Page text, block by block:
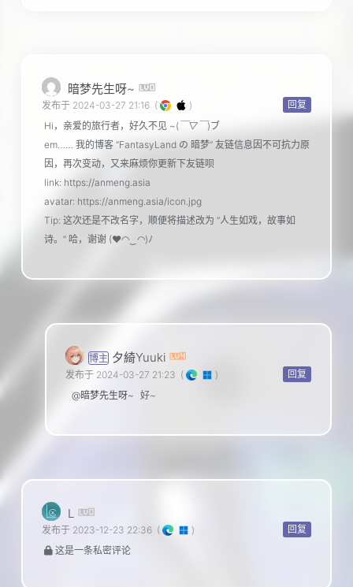
暗梦先生呀~
回复
发布于 2024-03-27 21:16 (
)
Hi，亲爱的旅行者，好久不见 ~(￣▽￣)ブ
em…… 我的博客 “FantasyLand の 暗梦” 友链信息因不可抗力原
因，再次变动，又来麻烦你更新下友链呗
link: https://anmeng.asia
avatar: https://anmeng.asia/icon.jpg
Tip: 这次还是不改名字，顺便将描述改为 “人生如戏，故事如
诗。” 哈，谢谢 (♥◠‿◠)ﾉ
博主 夕綺Yuuki
回复
发布于 2024-03-27 21:23 (
)
@暗梦先生呀~ 好~
L
回复
发布于 2023-12-23 22:36 (
)
这是一条私密评论